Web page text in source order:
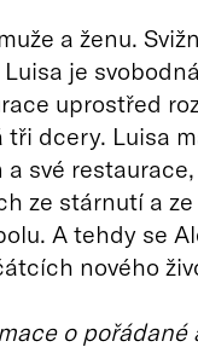
a ženu.
je
uprostřed
tři dcery. Luisa
a své
ze stárnutí a
A tehdy se
nového
o